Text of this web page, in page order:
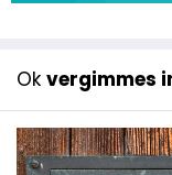
Ok vergimmes